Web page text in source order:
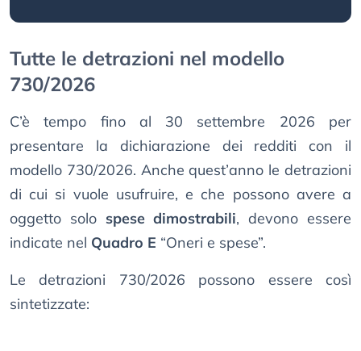
Tutte le detrazioni nel modello
730/2026
C’è tempo fino al 30 settembre 2026 per
presentare la dichiarazione dei redditi con il
modello 730/2026. Anche quest’anno le detrazioni
di cui si vuole usufruire, e che possono avere a
oggetto solo spese dimostrabili, devono essere
indicate nel Quadro E “Oneri e spese”.
Le detrazioni 730/2026 possono essere così
sintetizzate: